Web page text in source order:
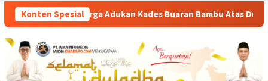
Konten Spesial
Kades Buaran Bambu Atas Dugaan Pungutan Liar Pengurusan